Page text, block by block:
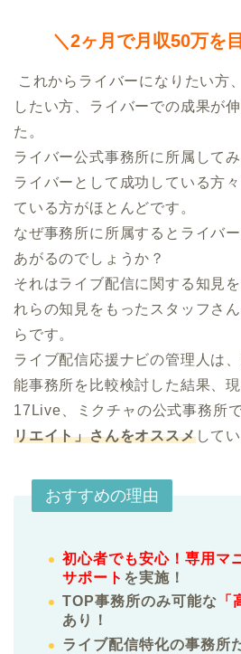
＼2ヶ月で月収50万を
したい方、ライバーでの成果が
た。
ライバー公式事務所に所属して
ライバーとして成功している方
ている方がほとんどです。
なぜ事務所に所属するとライバ
あがるのでしょうか？
それはライブ配信に関する知見
れらの知見をもったスタッフさ
らです。
ライブ配信応援ナビの管理人は
能事務所を比較検討した結果、
17Live、ミクチャの公式事務所
リエイト」さんをオススメしてい
おすすめの理由
初心者でも安心！専用マ
サポート を実施！
TOP事務所のみ可能な
あり！
ライブ配信特化の事務所